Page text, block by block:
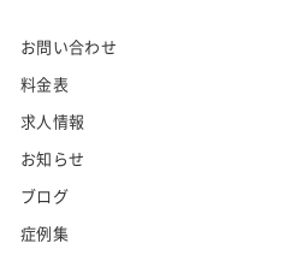
お問い合わせ
料金表
求人情報
お知らせ
ブログ
症例集